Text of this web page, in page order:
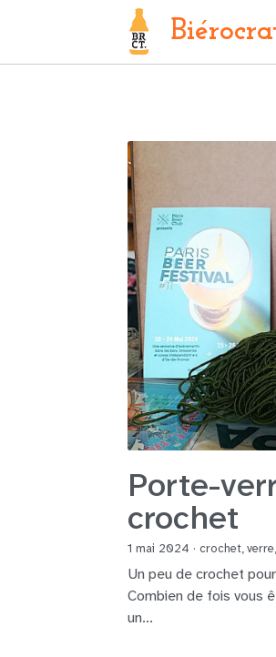
Porte-
crochet
1 mai 2024 ·crochet,verre,
Un peu de crochet
Combien de fois vous
un...